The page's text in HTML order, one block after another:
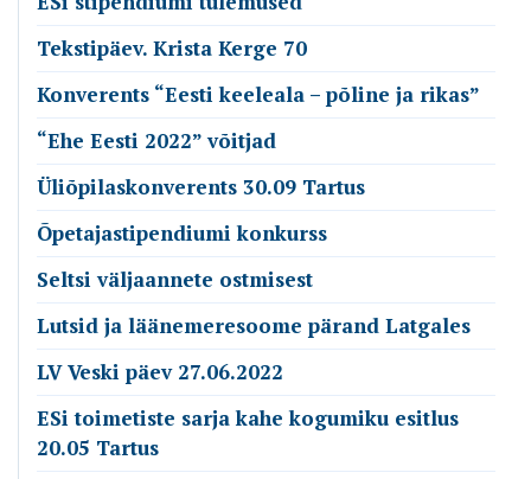
Tekstipäev. Krista Kerge 70
Konverents “Eesti keeleala – põline ja rikas”
“Ehe Eesti 2022” võitjad
Üliõpilaskonverents 30.09 Tartus
Õpetajastipendiumi konkurss
Seltsi väljaannete ostmisest
Lutsid ja läänemeresoome pärand Latgales
LV Veski päev 27.06.2022
ESi toimetiste sarja kahe kogumiku esitlus
20.05 Tartus